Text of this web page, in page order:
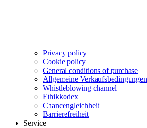
Privacy policy
Cookie policy
General conditions of purchase
Allgemeine Verkaufsbedingungen
Whistleblowing channel
Ethikkodex
Chancengleichheit
Barrierefreiheit
Service